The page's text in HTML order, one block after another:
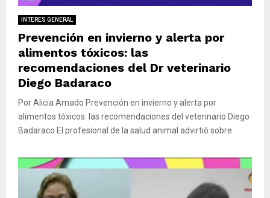
INTERES GENERAL
Prevención en invierno y alerta por
alimentos tóxicos: las
recomendaciones del Dr veterinario
Diego Badaraco
Por Alicia Amado Prevención en invierno y alerta por
alimentos tóxicos: las recomendaciones del veterinario Diego
Badaraco El profesional de la salud animal advirtió sobre